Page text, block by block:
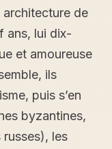
architecture de
ans, lui dix-
et amoureuse
ils
puis s’en
byzantines,
les